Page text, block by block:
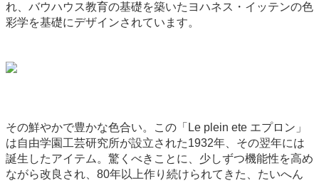
れ、バウハウス教育の基礎を築いたヨハネス・イッテンの色
彩学を基礎にデザインされています。
その鮮やかで豊かな色合い。この「Le plein ete エプロン」
は自由学園工芸研究所が設立された1932年、その翌年には
誕生したアイテム。驚くべきことに、少しずつ機能性を高め
ながら改良され、80年以上作り続けられてきた、たいへん